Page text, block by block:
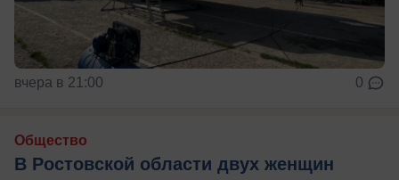
вчера в 21:00 0
Общество
В Ростовской области двух женщин